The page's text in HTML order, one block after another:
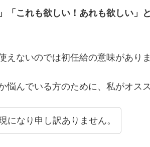
「これも欲しい！あれも欲しい」
えないのでは初任給の意味がありま
悩んでいる方のために、私がオス
になり申し訳ありません。